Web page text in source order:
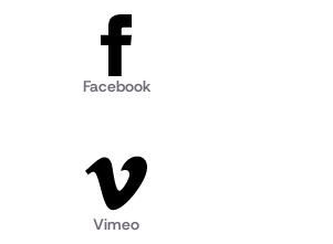
Facebook
Vimeo